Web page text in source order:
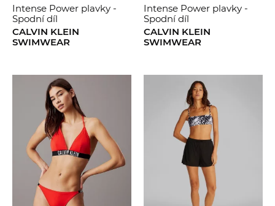
Intense Power plavky -
Spodní díl
CALVIN KLEIN
SWIMWEAR
Intense Power plavky -
Spodní díl
CALVIN KLEIN
SWIMWEAR